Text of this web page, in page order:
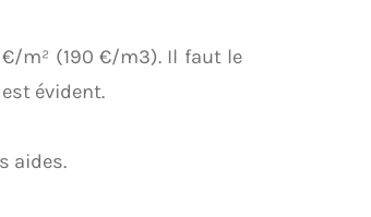
m² (190 €/m3). Il faut le
évident.
aides.